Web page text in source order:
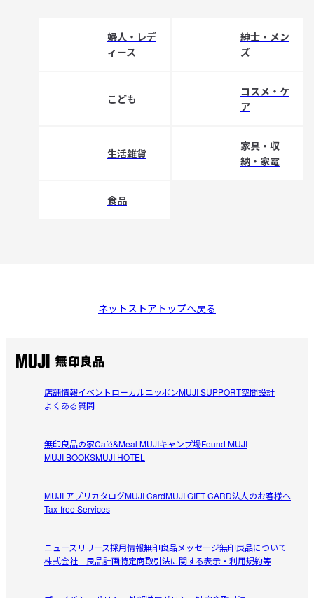
婦人・レデ
ィース
紳士・メン
ズ
こども
コスメ・ケ
ア
生活雑貨
家具・収
納・家電
食品
ネットストアトップへ戻る
店舗情報イベントローカルニッポンMUJI SUPPORT空間設計
よくある質問
無印良品の家Café&Meal MUJIキャンプ場Found MUJI
MUJI BOOKSMUJI HOTEL
MUJI アプリカタログMUJI CardMUJI GIFT CARD法人のお客様へ
Tax-free Services
ニュースリリース採用情報無印良品メッセージ無印良品について
株式会社 良品計画特定商取引法に関する表示・利用規約等